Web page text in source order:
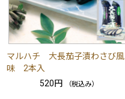
マルハチ 大長茄子漬わさび風
味 2本入
520円
（税込み）